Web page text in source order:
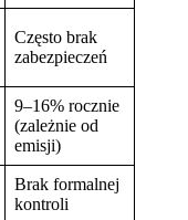
Często brak
zabezpieczeń
9–16% rocznie
(zależnie od
emisji)
Brak formalnej
kontroli